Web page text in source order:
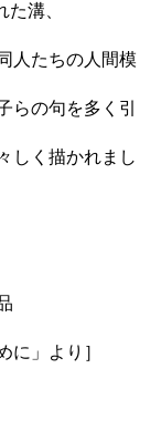
溝、
人たちの人間模
らの句を多く引
しく描かれまし
に」より］